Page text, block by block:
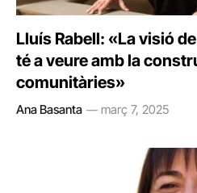
Lluís Rabell: «La visió
té a veure amb la
comunitàries»
Ana Basanta març 7, 2025